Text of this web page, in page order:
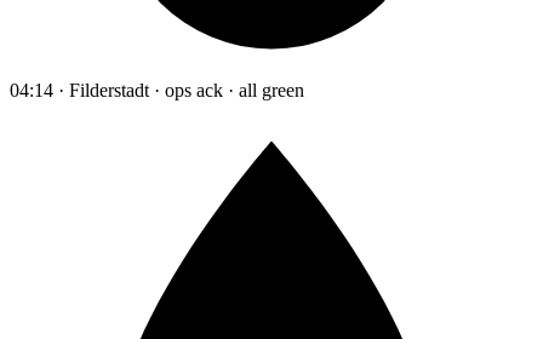
04:14 · Filderstadt · ops ack · all green